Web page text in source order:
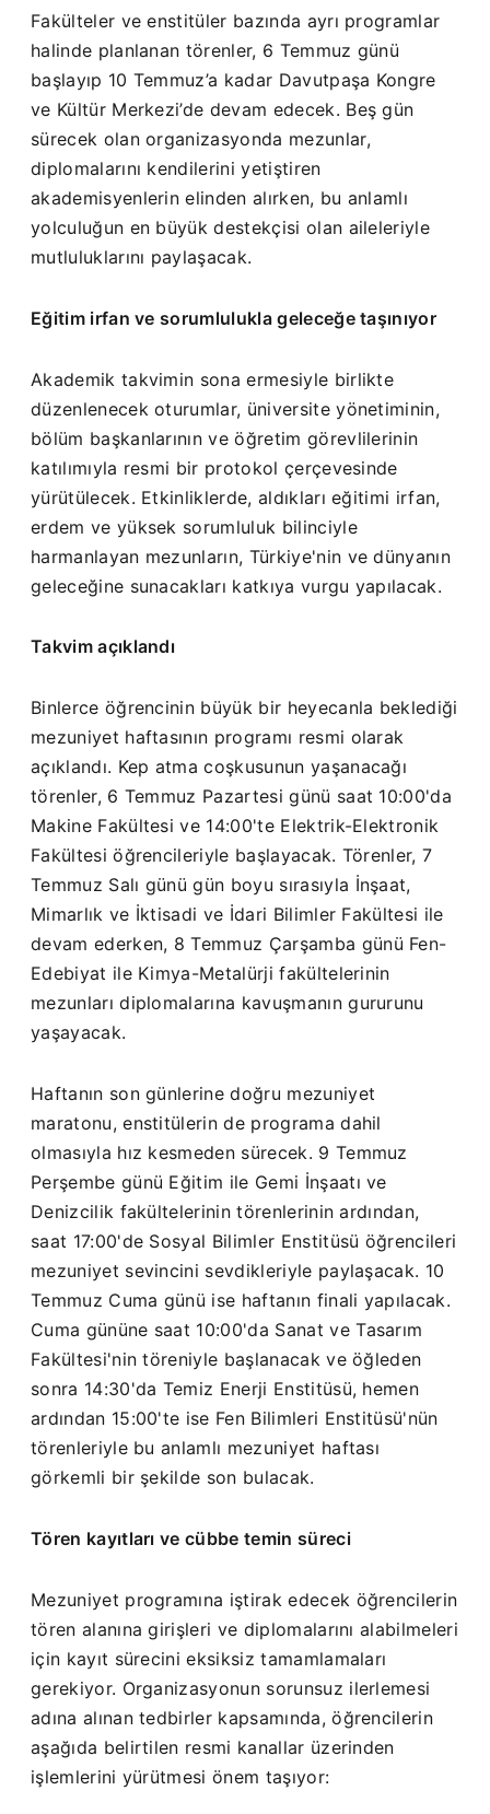
Fakülteler ve enstitüler bazında ayrı programlar
halinde planlanan törenler, 6 Temmuz günü
başlayıp 10 Temmuz’a kadar Davutpaşa Kongre
ve Kültür Merkezi’de devam edecek. Beş gün
sürecek olan organizasyonda mezunlar,
diplomalarını kendilerini yetiştiren
akademisyenlerin elinden alırken, bu anlamlı
yolculuğun en büyük destekçisi olan aileleriyle
mutluluklarını paylaşacak.
Eğitim irfan ve sorumlulukla geleceğe taşınıyor
Akademik takvimin sona ermesiyle birlikte
düzenlenecek oturumlar, üniversite yönetiminin,
bölüm başkanlarının ve öğretim görevlilerinin
katılımıyla resmi bir protokol çerçevesinde
yürütülecek. Etkinliklerde, aldıkları eğitimi irfan,
erdem ve yüksek sorumluluk bilinciyle
harmanlayan mezunların, Türkiye'nin ve dünyanın
geleceğine sunacakları katkıya vurgu yapılacak.
Takvim açıklandı
Binlerce öğrencinin büyük bir heyecanla beklediği
mezuniyet haftasının programı resmi olarak
açıklandı. Kep atma coşkusunun yaşanacağı
törenler, 6 Temmuz Pazartesi günü saat 10:00'da
Makine Fakültesi ve 14:00'te Elektrik-Elektronik
Fakültesi öğrencileriyle başlayacak. Törenler, 7
Temmuz Salı günü gün boyu sırasıyla İnşaat,
Mimarlık ve İktisadi ve İdari Bilimler Fakültesi ile
devam ederken, 8 Temmuz Çarşamba günü Fen-
Edebiyat ile Kimya-Metalürji fakültelerinin
mezunları diplomalarına kavuşmanın gururunu
yaşayacak.
Haftanın son günlerine doğru mezuniyet
maratonu, enstitülerin de programa dahil
olmasıyla hız kesmeden sürecek. 9 Temmuz
Perşembe günü Eğitim ile Gemi İnşaatı ve
Denizcilik fakültelerinin törenlerinin ardından,
saat 17:00'de Sosyal Bilimler Enstitüsü öğrencileri
mezuniyet sevincini sevdikleriyle paylaşacak. 10
Temmuz Cuma günü ise haftanın finali yapılacak.
Cuma gününe saat 10:00'da Sanat ve Tasarım
Fakültesi'nin töreniyle başlanacak ve öğleden
sonra 14:30'da Temiz Enerji Enstitüsü, hemen
ardından 15:00'te ise Fen Bilimleri Enstitüsü'nün
törenleriyle bu anlamlı mezuniyet haftası
görkemli bir şekilde son bulacak.
Tören kayıtları ve cübbe temin süreci
Mezuniyet programına iştirak edecek öğrencilerin
tören alanına girişleri ve diplomalarını alabilmeleri
için kayıt sürecini eksiksiz tamamlamaları
gerekiyor. Organizasyonun sorunsuz ilerlemesi
adına alınan tedbirler kapsamında, öğrencilerin
aşağıda belirtilen resmi kanallar üzerinden
işlemlerini yürütmesi önem taşıyor: